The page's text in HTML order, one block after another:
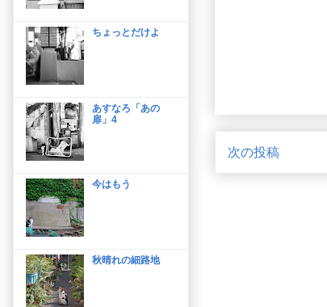
次の投稿
ちょっとだけよ
あすなろ「あの
扉」4
今はもう
秋晴れの細路地